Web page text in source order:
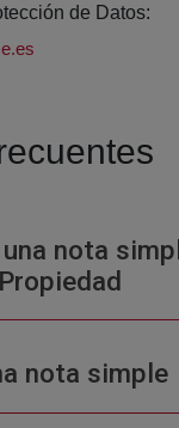
de Datos:
nota
nota simple